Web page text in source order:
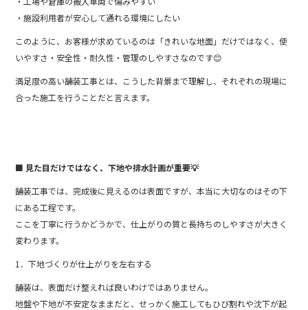
・施設利用者が安心して通れる環境にしたい
このように、お客様が求めているのは「きれいな地面」だけではなく、使
いやすさ・安全性・耐久性・管理のしやすさなのです😊
満足度の高い舗装工事とは、こうした背景まで理解し、それぞれの現場に
合った施工を行うことだと言えます。
■ 見た目だけではなく、下地や排水計画が重要💡
舗装工事では、完成後に見えるのは表面ですが、本当に大切なのはその下
にある工程です。
ここを丁寧に行うかどうかで、仕上がりの質と長持ちのしやすさが大きく
変わります。
1．下地づくりが仕上がりを左右する
舗装は、表面だけ整えれば良いわけではありません。
地盤や下地が不安定なままだと、せっかく施工してもひび割れや沈下が起